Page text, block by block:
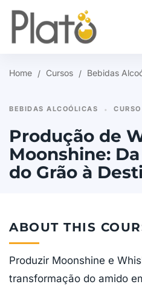
Home Cursos Bebidas
BEBIDAS ALCOÓLICAS •
Produção de
Moonshine:
do Grão à
ABOUT THIS
Produzir Moonshine e
transformação do amido